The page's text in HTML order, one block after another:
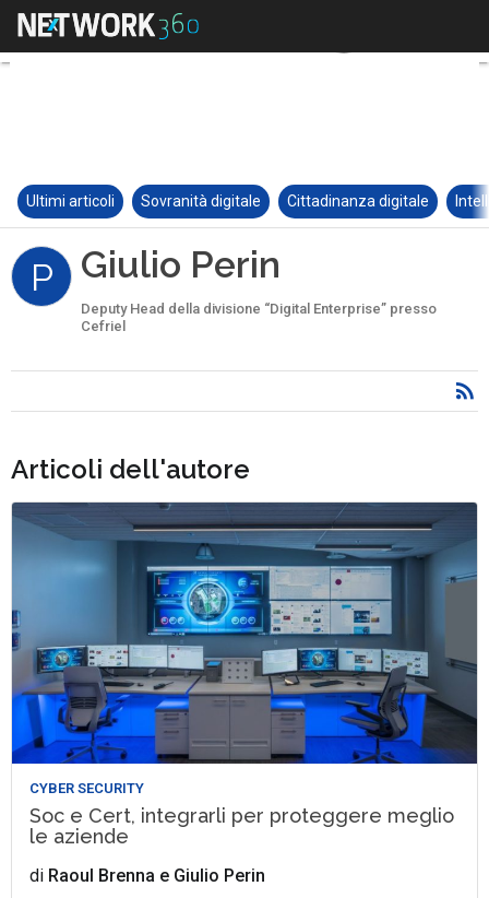
Ultimi articoli Sovranità digitale Cittadinanza digitale
P Giulio Perin
Deputy Head della divisione “Digital Enterprise” presso
Cefriel
Articoli dell'autore
CYBER SECURITY
Soc e Cert, integrarli per proteggere meglio
le aziende
di Raoul Brenna e Giulio Perin